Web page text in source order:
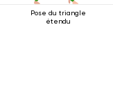
Pose du triangle
étendu